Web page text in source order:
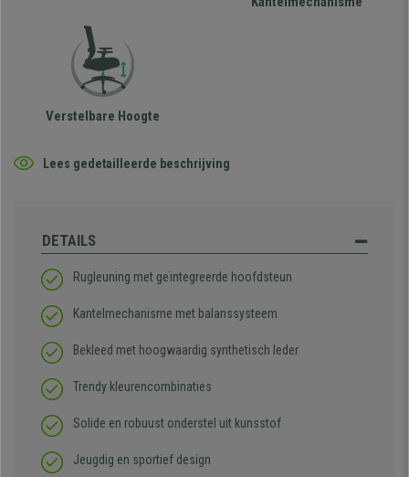
Verstelbare Hoogte
Lees gedetailleerde beschrijving
DETAILS
Rugleuning met geïntegreerde hoofdsteun
Kantelmechanisme met balanssysteem
Bekleed met hoogwaardig synthetisch leder
Trendy kleurencombinaties
Solide en robuust onderstel uit kunsstof
Jeugdig en sportief design